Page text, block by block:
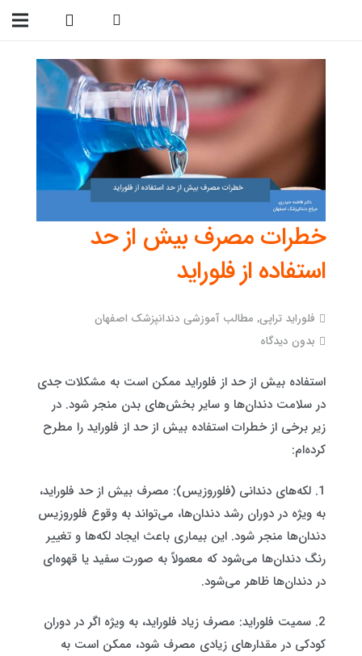
خطرات مصرف بیش از حد
استفاده از فلوراید
فلوراید تراپی, مطالب آموزشی دندانپزشک اصفهان
بدون دیدگاه
استفاده بیش از حد از فلوراید ممکن است به مشکلات جدی
در سلامت دندان‌ها و سایر بخش‌های بدن منجر شود. در
زیر برخی از خطرات استفاده بیش از حد از فلوراید را مطرح
کرده‌ام:
1. لکه‌های دندانی (فلوروزیس): مصرف بیش از حد فلوراید،
به ویژه در دوران رشد دندان‌ها، می‌تواند به وقوع فلوروزیس
دندان‌ها منجر شود. این بیماری باعث ایجاد لکه‌ها و تغییر
رنگ دندان‌ها می‌شود که معمولاً به صورت سفید یا قهوه‌ای
در دندان‌ها ظاهر می‌شود.
2. سمیت فلوراید: مصرف زیاد فلوراید، به ویژه اگر در دوران
کودکی در مقدارهای زیادی مصرف شود، ممکن است به